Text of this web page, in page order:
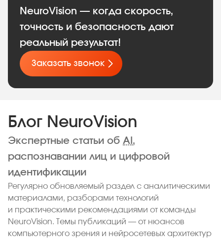
NeuroVision — когда скорость,
точность и безопасность дают
реальный результат!
Заказать звонок
Блог NeuroVision
Экспертные статьи об AI ,
распознавании лиц и цифровой
идентификации
Регулярно обновляемый раздел с аналитическими
материалами, разборами технологий
и практическими рекомендациями от команды
NeuroVision. Темы публикаций — от нюансов
компьютерного зрения и нейросетевых архитектур